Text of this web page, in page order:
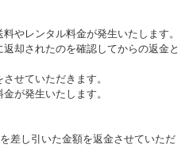
やレンタル料金が発生いたします。
却されたのを確認してからの返金と
せていただきます。
が発生いたします。
差し引いた金額を返金させていただ